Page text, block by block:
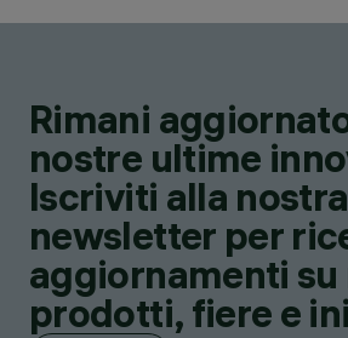
Rimani
nostre ultime
Iscriviti alla nostra
newsletter per
aggiornamenti su
prodotti, fiere e